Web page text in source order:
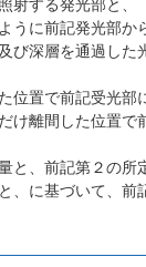
射する発光部と、
うに前記発光部か
び深層を通過した
位置で前記受光部
け離間した位置で
と、前記第２の所
、に基づいて、前